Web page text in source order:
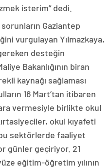
isterim” dedi.
Gaziantep
vurgulayan Yılmazkaya,
desteğin
Bakanlığının biran
kaynağı sağlaması
16 Mart’tan itibaren
vermesiyle birlikte okul
okul kıyafeti
sektörlerde faaliyet
günler geçiriyor. 21
eğitim-öğretim yılının